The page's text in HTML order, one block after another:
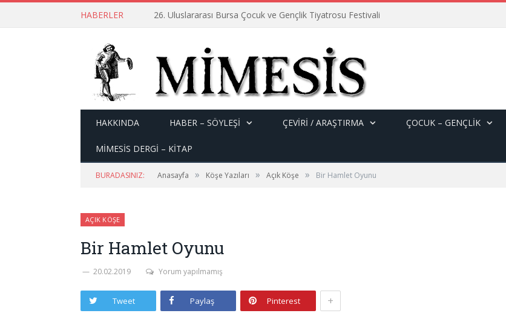
HABERLER 26. Uluslararası Bursa Çocuk ve Gençlik Tiyatrosu Festivali
HAKKINDA HABER – SÖYLEŞI ÇEVİRİ / ARAŞTIRMA ÇOCUK – GENÇLIK
MİMESİS DERGİ – KİTAP
BURADASINIZ: Anasayfa » Köşe Yazıları » Açık Köşe » Bir Hamlet Oyunu
AÇIK KÖŞE
Bir Hamlet Oyunu
20.02.2019 Yorum yapılmamış
Tweet Paylaş Pinterest +